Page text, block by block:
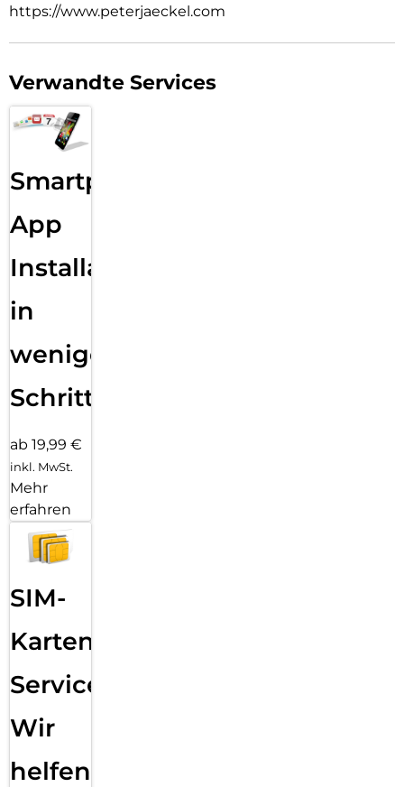
https://www.peterjaeckel.com
Verwandte Services
Smartphone
App
Installation
in
wenigen
Schritten
ab 19,99 €
inkl. MwSt.
Mehr
erfahren
SIM-
Karten
Service:
Wir
helfen